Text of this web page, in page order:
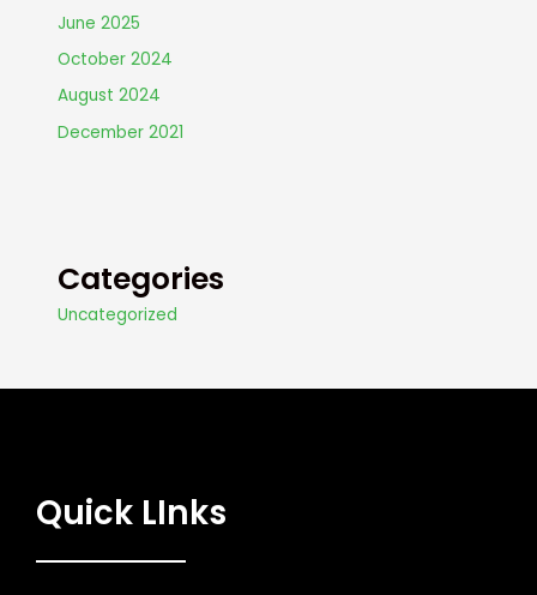
June 2025
October 2024
August 2024
December 2021
Categories
Uncategorized
Quick LInks